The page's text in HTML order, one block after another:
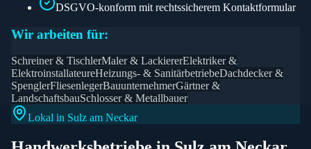
DSGVO-konform mit rechtssicherem Kontaktformular
Wir arbeiten für:
Schreiner & TischlerMaler & LackiererElektriker &
ElektroinstallateureHeizungs- & SanitärbetriebeDachdecker &
SpenglerFliesenlegerBauunternehmerGärtner &
LandschaftsbauSchlosser & Metallbauer
Lokal in Sulz am Neckar